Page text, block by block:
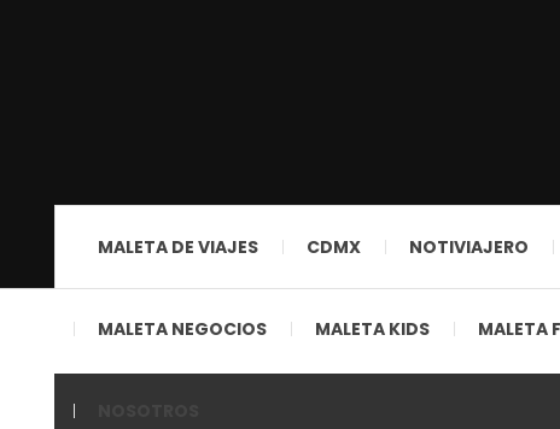
MALETA DE VIAJES CDMX NOTIVIAJERO
MALETA NEGOCIOS MALETA KIDS MALETA